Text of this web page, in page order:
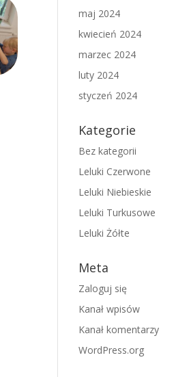
maj 2024
kwiecień 2024
marzec 2024
luty 2024
styczeń 2024
Kategorie
Bez kategorii
Leluki Czerwone
Leluki Niebieskie
Leluki Turkusowe
Leluki Żółte
Meta
Zaloguj się
Kanał wpisów
Kanał komentarzy
WordPress.org